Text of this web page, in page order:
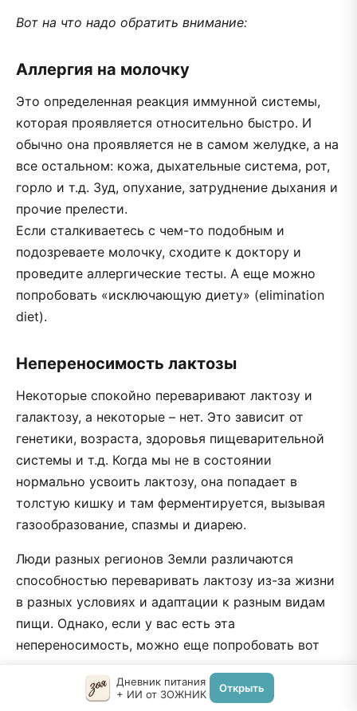
Вот на что надо обратить внимание:
Аллергия на молочку
Это определенная реакция иммунной системы,
которая проявляется относительно быстро. И
обычно она проявляется не в самом желудке, а на
все остальном: кожа, дыхательные система, рот,
горло и т.д. Зуд, опухание, затруднение дыхания и
прочие прелести.
Если сталкиваетесь с чем-то подобным и
подозреваете молочку, сходите к доктору и
проведите аллергические тесты. А еще можно
попробовать «исключающую диету» (elimination
diet).
Непереносимость лактозы
Некоторые спокойно переваривают лактозу и
галактозу, а некоторые – нет. Это зависит от
генетики, возраста, здоровья пищеварительной
системы и т.д. Когда мы не в состоянии
нормально усвоить лактозу, она попадает в
толстую кишку и там ферментируется, вызывая
газообразование, спазмы и диарею.
Люди разных регионов Земли различаются
способностью переваривать лактозу из-за жизни
в разных условиях и адаптации к разным видам
пищи. Однако, если у вас есть эта
непереносимость, можно еще попробовать вот
продукты не из коровьего молока (например,
Дневник питания
+ ИИ от ЗОЖНИК
Открыть